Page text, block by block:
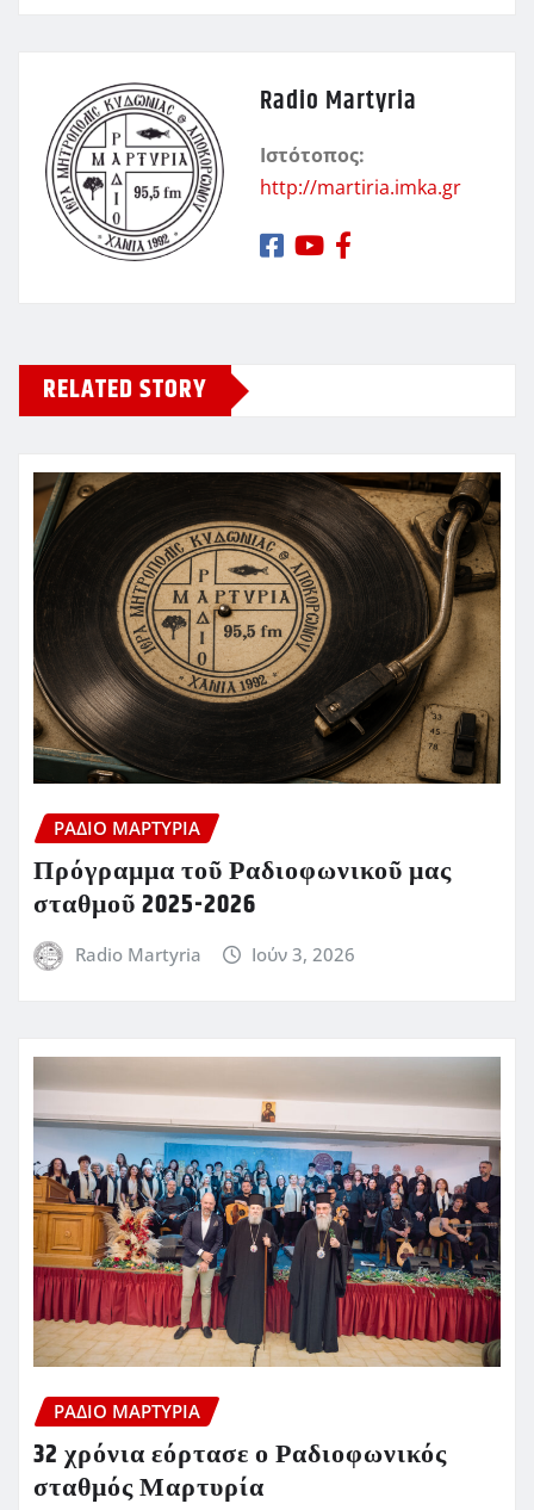
Radio Martyria
Ιστότοπος:
http://martiria.imka.gr
RELATED STORY
ΡΆΔΙΟ ΜΑΡΤΥΡΊΑ
Πρόγραμμα τοῦ Ραδιοφωνικοῦ μας
σταθμοῦ 2025-2026
Radio Martyria Ιούν 3, 2026
ΡΆΔΙΟ ΜΑΡΤΥΡΊΑ
32 χρόνια εόρτασε ο Ραδιοφωνικός
σταθμός Μαρτυρία